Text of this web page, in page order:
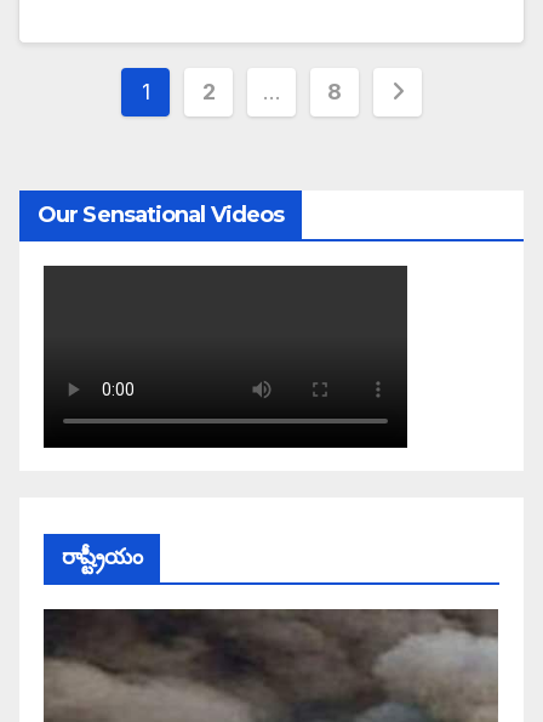
1 2 … 8
Our Sensational Videos
రాష్ట్రీయం